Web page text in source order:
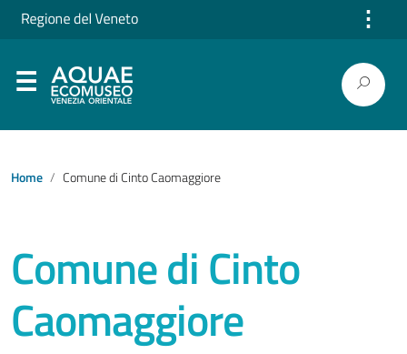
⋮
Home Comune di Cinto Caomaggiore
Comune di Cinto
Caomaggiore